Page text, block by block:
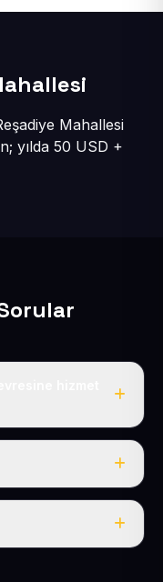
Mahallesi
yılda 50 USD +
Köyler ve
dahil.